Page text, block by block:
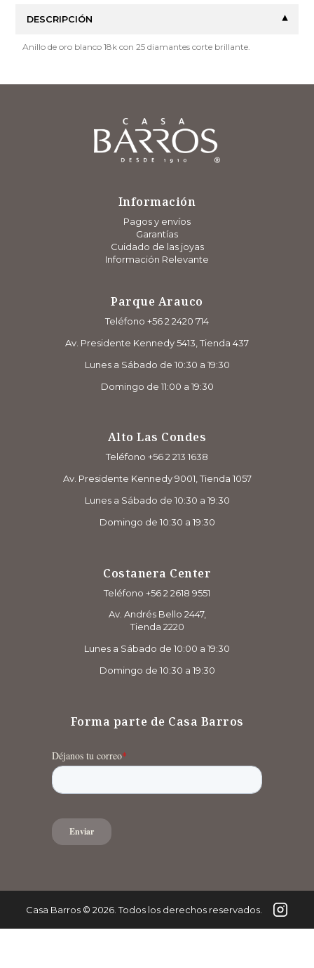
DESCRIPCIÓN
Anillo de oro blanco 18k con 25 diamantes corte brillante.
Información
Pagos y envíos
Garantías
Cuidado de las joyas
Información Relevante
Parque Arauco
Teléfono +56 2 2420 714
Av. Presidente Kennedy 5413, Tienda 437
Lunes a Sábado de 10:30 a 19:30
Domingo de 11:00 a 19:30
Alto Las Condes
Teléfono +56 2 213 1638
Av. Presidente Kennedy 9001, Tienda 1057
Lunes a Sábado de 10:30 a 19:30
Domingo de 10:30 a 19:30
Costanera Center
Teléfono +56 2 2618 9551
Av. Andrés Bello 2447,
Tienda 2220
Lunes a Sábado de 10:00 a 19:30
Domingo de 10:30 a 19:30
Forma parte de Casa Barros
Casa Barros© 2026. Todos los derechos reservados.